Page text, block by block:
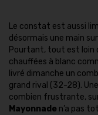
Le constat est aussi
désormais une main
Pourtant, tout est loin
chauffées à blanc
livré dimanche un
grand rival (32-28).
combien frustrante,
Mayonnade n’a pas